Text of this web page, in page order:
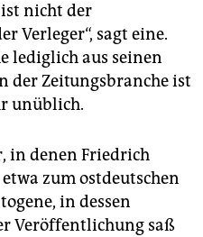
nicht der
Verleger“, sagt eine.
lediglich aus seinen
der Zeitungsbranche ist
unüblich.
in denen Friedrich
zum ostdeutschen
in dessen
Veröffentlichung saß